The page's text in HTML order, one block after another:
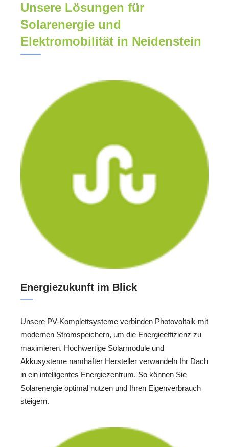
Unsere Lösungen für
Solarenergie und
Elektromobilität in Neidenstein
Energiezukunft im Blick
Unsere PV-Komplettsysteme verbinden Photovoltaik mit
modernen Stromspeichern, um die Energieeffizienz zu
maximieren. Hochwertige Solarmodule und
Akkusysteme namhafter Hersteller verwandeln Ihr Dach
in ein intelligentes Energiezentrum. So können Sie
Solarenergie optimal nutzen und Ihren Eigenverbrauch
steigern.